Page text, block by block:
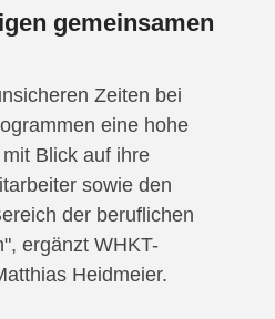
gemeinsamen
Zeiten bei
eine hohe
Blick auf ihre
sowie den
der beruflichen
ergänzt WHKT-
Heidmeier.